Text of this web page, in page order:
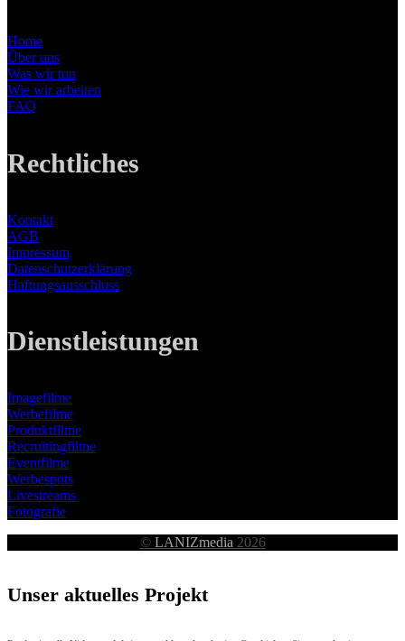
Home
Über uns
Was wir tun
Wie wir arbeiten
FAQ
Rechtliches
Kontakt
AGB
Impressum
Datenschutzerklärung
Haftungsausschluss
Dienstleistungen
Imagefilme
Werbefilme
Produktfilme
Recruitingfilme
Eventfilme
Werbespots
Livestreams
Fotografie
© LANIZmedia 2026
Unser aktuelles Projekt